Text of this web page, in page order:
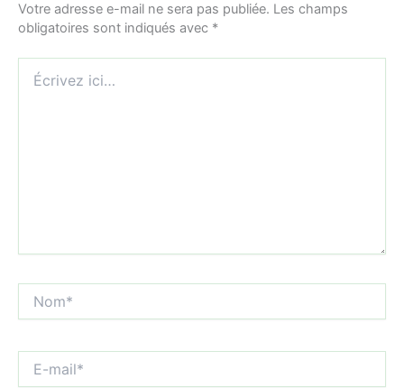
Votre adresse e-mail ne sera pas publiée. Les champs
obligatoires sont indiqués avec *
ici…
mail*